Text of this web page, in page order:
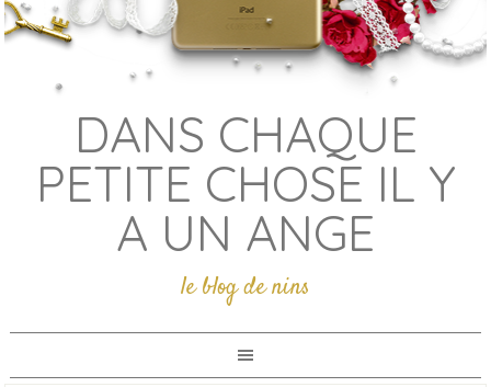
DANS CHAQUE
PETITE CHOSE IL Y
A UN ANGE
le blog de nins